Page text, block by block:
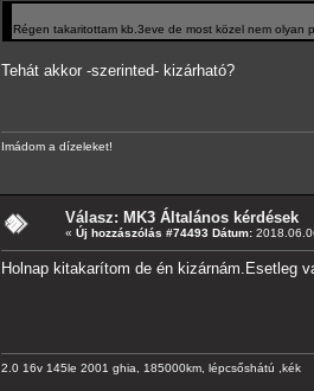
Régen takaritottam kb.3eve de most közel nem olyan
Tehát akkor -szerinted- kizárható?
Imádom a dízeleket!
Válasz: MK3 Általános kérdések
« Új hozzászólás #74493 Dátum:
Holnap kitakarítom de én kizárnám.Esetleg
2.0 16v 145le 2001 ghia, 185000km, lépcsőshátú ,kék